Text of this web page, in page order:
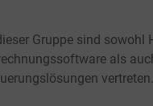
Gruppe sind sowohl
als
vertreten.